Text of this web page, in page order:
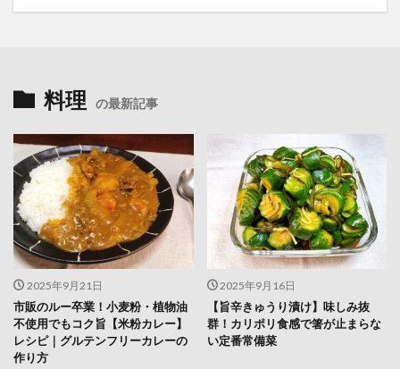
料理 の最新記事
2025年9月21日
市販のルー卒業！小麦粉・植物油
不使用でもコク旨【米粉カレー】
レシピ｜グルテンフリーカレーの
作り方
2025年9月16日
【旨辛きゅうり漬け】味しみ抜
群！カリポリ食感で箸が止まらな
い定番常備菜